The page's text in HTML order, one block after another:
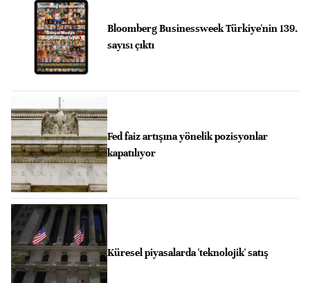
Bloomberg Businessweek Türkiye'nin 139.
sayısı çıktı
Fed faiz artışına yönelik pozisyonlar
kapatılıyor
Küresel piyasalarda 'teknolojik' satış